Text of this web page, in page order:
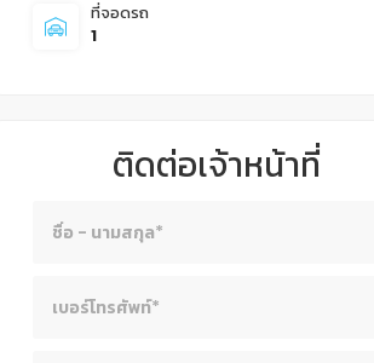
ที่จอดรถ
1
ติดต่อเจ้าหน้าที่